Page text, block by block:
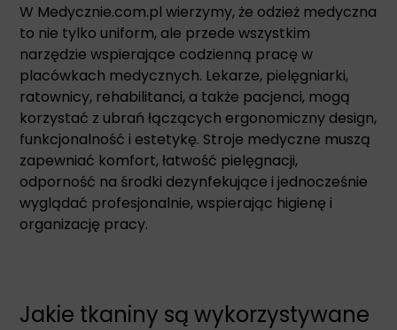
W Medycznie.com.pl wierzymy, że odzież medyczna
to nie tylko uniform, ale przede wszystkim
narzędzie wspierające codzienną pracę w
placówkach medycznych. Lekarze, pielęgniarki,
ratownicy, rehabilitanci, a także pacjenci, mogą
korzystać z ubrań łączących ergonomiczny design,
funkcjonalność i estetykę. Stroje medyczne muszą
zapewniać komfort, łatwość pielęgnacji,
odporność na środki dezynfekujące i jednocześnie
wyglądać profesjonalnie, wspierając higienę i
organizację pracy.
Jakie tkaniny są wykorzystywane